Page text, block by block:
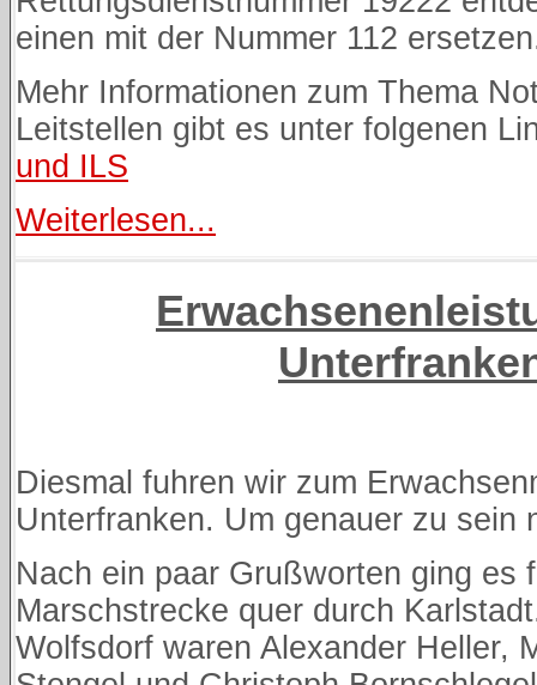
einen mit der Nummer 112
Mehr Informationen zum Thema
Leitstellen gibt es unter folgenen
und ILS
Weiterlesen...
Diesmal fuhren wir zum
Unterfranken. Um genauer zu sein
Nach ein paar Grußworten ging es
Marschstrecke quer durch
Wolfsdorf waren Alexander Heller,